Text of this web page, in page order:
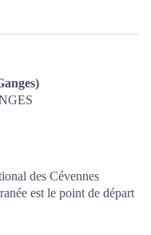
des Cévennes
est le point de départ
authentiques entre